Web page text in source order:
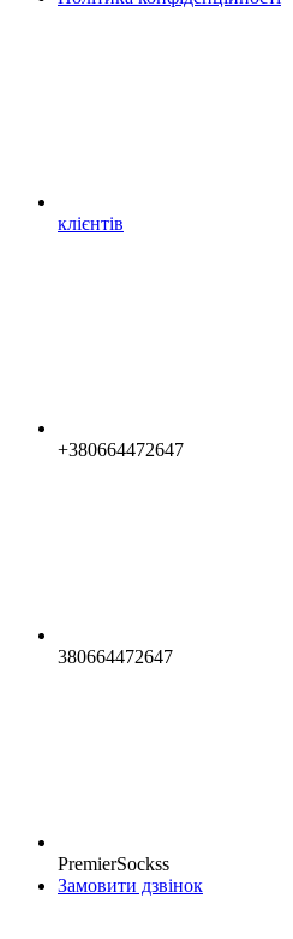
клієнтів
+380664472647
380664472647
PremierSockss
Замовити дзвінок